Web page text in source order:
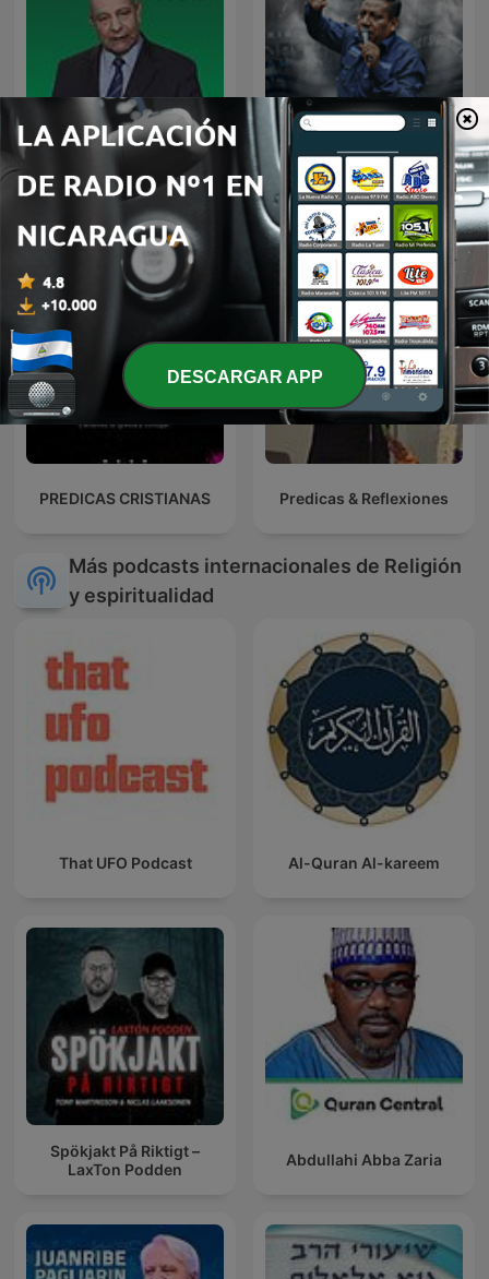
Alejandro Bullón Podcast
Prédicas de Evangelista
Mario Díaz
PREDICAS CRISTIANAS Predicas & Reflexiones
Más podcasts internacionales de Religión
y espiritualidad
That UFO Podcast Al-Quran Al-kareem
Spökjakt På Riktigt –
LaxTon Podden
Abdullahi Abba Zaria
DESCARGAR APP